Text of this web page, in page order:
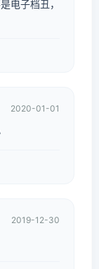
电子档丑，
2020-01-01
2019-12-30